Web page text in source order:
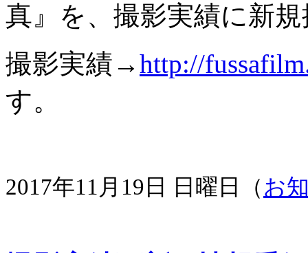
真』を、撮影実績に新
撮影実績→http://
す。
2017年11月19日 日曜日（お